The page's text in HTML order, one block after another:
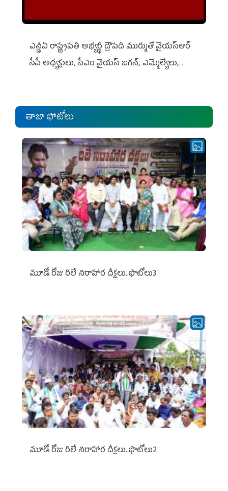
ఎన్డీఏ రాష్ట్ర‌ప‌తి అభ్య‌ర్థి ద్రౌప‌ది ముర్ముతో వైయ‌స్ఆర్
సీపీ అధ్య‌క్షులు, సీఎం వైయ‌స్ జ‌గ‌న్, ఎమ్మెల్యేలు,
తాజా ఫోటోలు
మూడో రోజు రిలే నిరాహార దీక్షలు..ఫొటోలు3
మూడో రోజు రిలే నిరాహార దీక్షలు..ఫొటోలు2